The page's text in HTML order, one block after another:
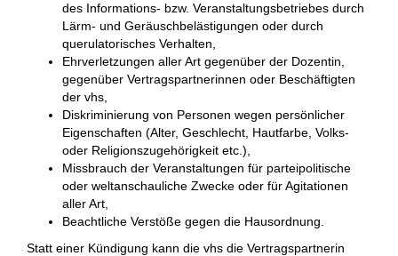
des Informations- bzw. Veranstaltungsbetriebes durch
Lärm- und Geräuschbelästigungen oder durch
querulatorisches Verhalten,
Ehrverletzungen aller Art gegenüber der Dozentin,
gegenüber Vertragspartnerinnen oder Beschäftigten
der vhs,
Diskriminierung von Personen wegen persönlicher
Eigenschaften (Alter, Geschlecht, Hautfarbe, Volks-
oder Religionszugehörigkeit etc.),
Missbrauch der Veranstaltungen für parteipolitische
oder weltanschauliche Zwecke oder für Agitationen
aller Art,
Beachtliche Verstöße gegen die Hausordnung.
Statt einer Kündigung kann die vhs die Vertragspartnerin